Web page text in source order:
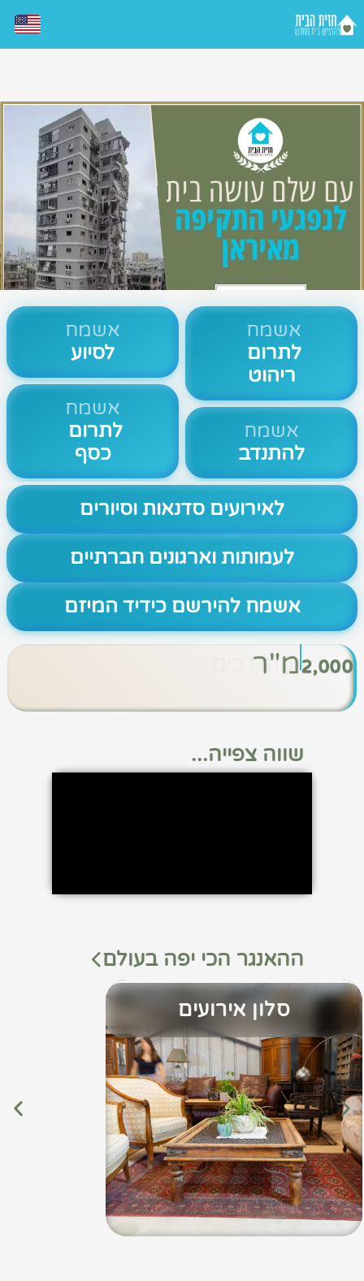
אשמח
לתרום
ריהוט
אשמח
להתנדב
אשמח
לסיוע
אשמח
לתרום
כסף
לאירועים סדנאות וסיורים
לעמותות וארגונים חברתיים
אשמח להירשם כידיד המיזם
2,000מ"ר
שווה צפייה...
ההאנגר הכי יפה בעולם
סלון אירועים